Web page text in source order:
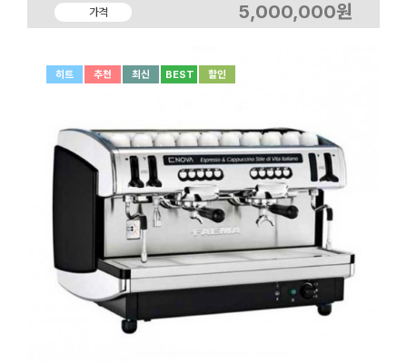
가격 5,000,000원
히트 추천 최신 BEST 할인